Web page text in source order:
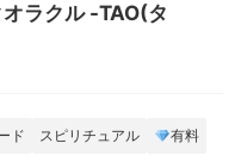
ラクル -TAO(タ
ド スピリチュアル 有料